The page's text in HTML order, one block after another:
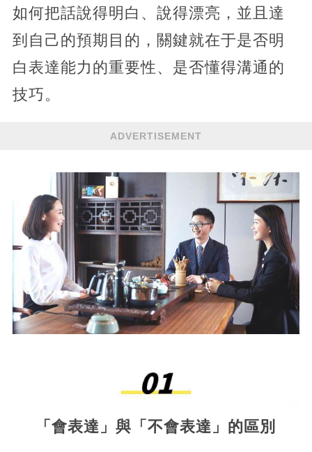
如何把話說得明白、說得漂亮，並且達
到自己的預期目的，關鍵就在于是否明
白表達能力的重要性、是否懂得溝通的
技巧。
ADVERTISEMENT
「會表達」與「不會表達」的區別